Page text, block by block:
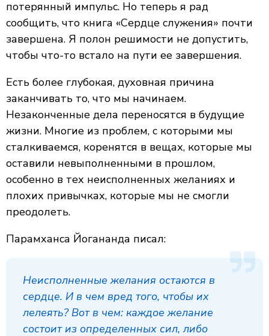
потерянный импульс. Но теперь я рад
сообщить, что книга «Сердце служения» почти
завершена. Я полон решимости не допустить,
чтобы что-то встало на пути ее завершения.
Есть более глубокая, духовная причина
заканчивать то, что мы начинаем.
Незаконченные дела переносятся в будущие
жизни. Многие из проблем, с которыми мы
сталкиваемся, коренятся в вещах, которые мы
оставили невыполненными в прошлом,
особенно в тех неисполненных желаниях и
плохих привычках, которые мы не смогли
преодолеть.
Парамханса Йогананда писал:
Неисполненные желания остаются в
сердце. И в чем вред того, чтобы их
лелеять? Вот в чем: каждое желание
состоит из определенных сил, либо